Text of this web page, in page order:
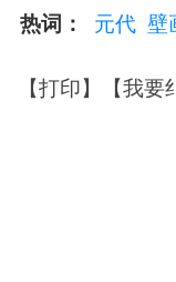
热词： 元代 壁
【打印】【我要